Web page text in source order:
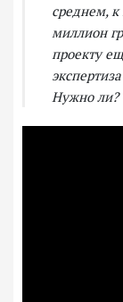
среднем,
миллион
проекту
Нужно ли?